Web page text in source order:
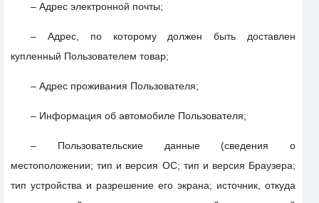
– Адрес электронной почты;
– Адрес, по которому должен быть доставлен
купленный Пользователем товар;
– Адрес проживания Пользователя;
– Информация об автомобиле Пользователя;
– Пользовательские данные (сведения о
местоположении; тип и версия ОС; тип и версия Браузера;
тип устройства и разрешение его экрана; источник, откуда